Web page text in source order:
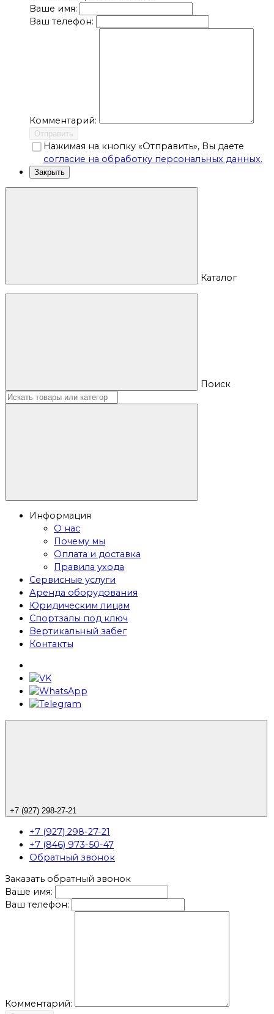
Ваше имя:
Ваш телефон:
Комментарий:
Отправить
Нажимая на кнопку «Отправить», Вы даете
согласие на обработку персональных данных.
Закрыть
Каталог
Поиск
Информация
О нас
Почему мы
Оплата и доставка
Правила ухода
Сервисные услуги
Аренда оборудования
Юридическим лицам
Спортзалы под ключ
Вертикальный забег
Контакты
+7 (927) 298-27-21
+7 (927) 298-27-21
+7 (846) 973-50-47
Обратный звонок
Заказать обратный звонок
Ваше имя:
Ваш телефон:
Комментарий: